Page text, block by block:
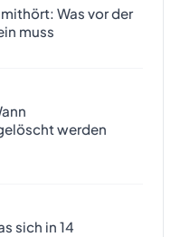
Was vor der
muss
werden
sich in 14